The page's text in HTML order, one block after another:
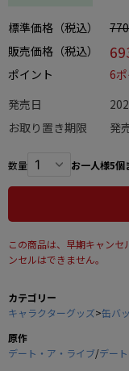
標準価格（税込）
販売価格（税込）
ポイント
6
発売日
お取り置き期限
発
数量 お一人様5個
この商品は、早期キャン
ンセルはできません。
カテゴリー
キャラクターグッズ>缶バ
原作
デート・ア・ライブ/デー